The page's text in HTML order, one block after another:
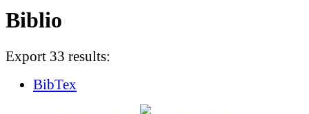
Biblio
Export 33 results:
BibTex